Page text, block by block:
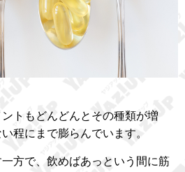
トもどんどんとその種類が増
程にまで膨らんでいます。
方で、飲めばあっという間に筋